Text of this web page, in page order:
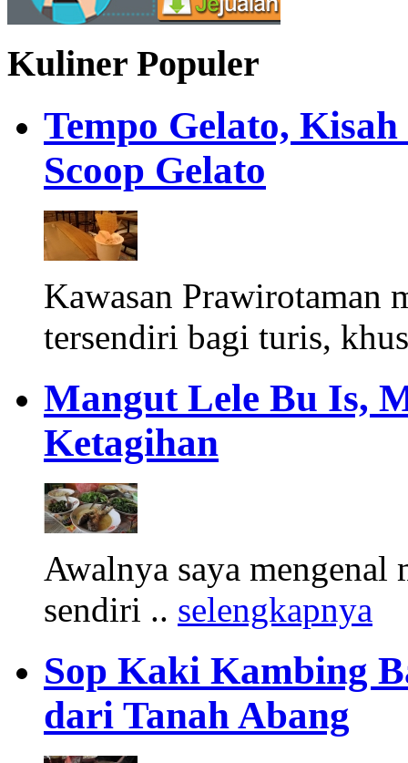
Kuliner Populer
Tempo Gelato,
Scoop Gelato
Kawasan Prawirotaman
tersendiri bagi turis,
Mangut Lele Bu Is,
Ketagihan
Awalnya saya mengenal
sendiri .. selengkapnya
Sop Kaki Kambing
dari Tanah Abang